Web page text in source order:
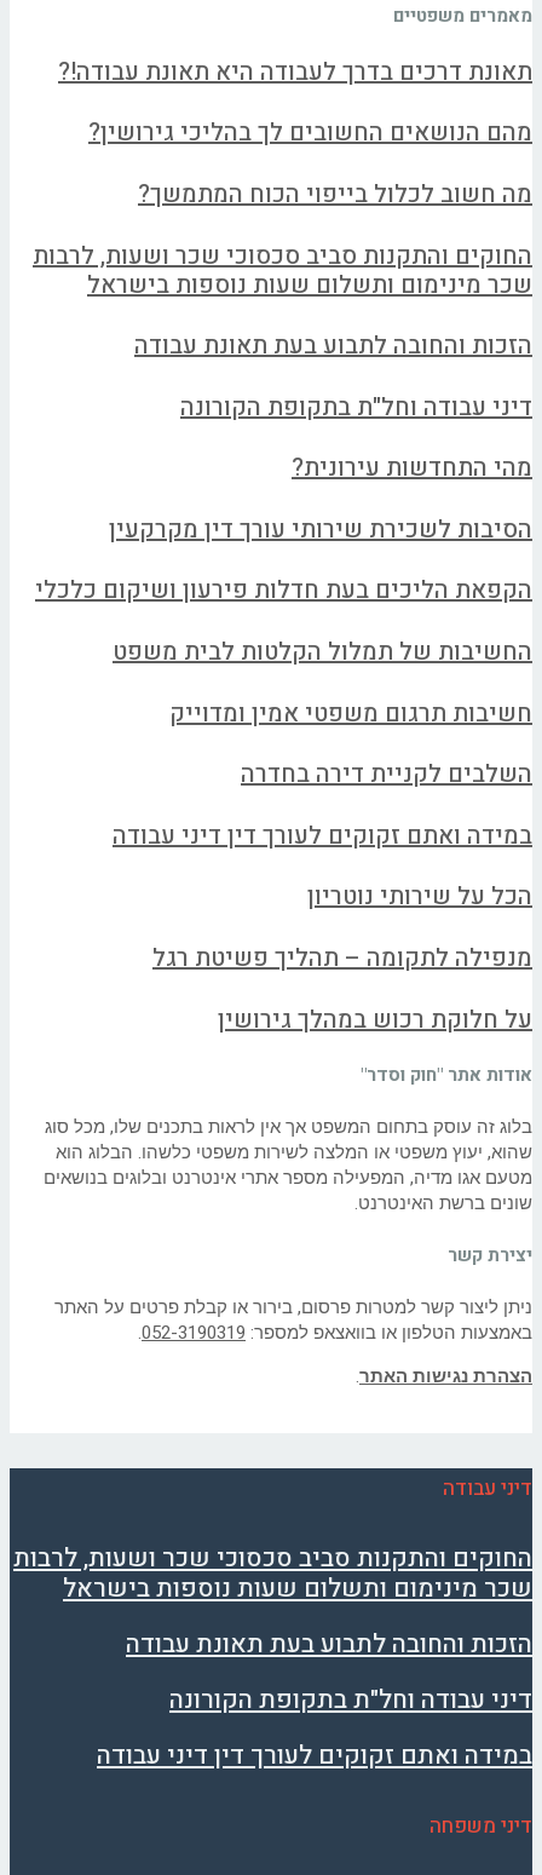
מאמרים משפטיים
תאונת דרכים בדרך לעבודה היא תאונת עבודה!?
מהם הנושאים החשובים לך בהליכי גירושין?
מה חשוב לכלול בייפוי הכוח המתמשך?
החוקים והתקנות סביב סכסוכי שכר ושעות, לרבות
שכר מינימום ותשלום שעות נוספות בישראל
הזכות והחובה לתבוע בעת תאונת עבודה
דיני עבודה וחל"ת בתקופת הקורונה
מהי התחדשות עירונית?
הסיבות לשכירת שירותי עורך דין מקרקעין
הקפאת הליכים בעת חדלות פירעון ושיקום כלכלי
החשיבות של תמלול הקלטות לבית משפט
חשיבות תרגום משפטי אמין ומדוייק
השלבים לקניית דירה בחדרה
במידה ואתם זקוקים לעורך דין דיני עבודה
הכל על שירותי נוטריון
מנפילה לתקומה – תהליך פשיטת רגל
על חלוקת רכוש במהלך גירושין
אודות אתר "חוק וסדר"
בלוג זה עוסק בתחום המשפט אך אין לראות בתכנים שלו, מכל סוג
שהוא, יעוץ משפטי או המלצה לשירות משפטי כלשהו. הבלוג הוא
מטעם אגו מדיה, המפעילה מספר אתרי אינטרנט ובלוגים בנושאים
שונים ברשת האינטרנט.
יצירת קשר
ניתן ליצור קשר למטרות פרסום, בירור או קבלת פרטים על האתר
באמצעות הטלפון או בוואצאפ למספר: 052-3190319
.
הצהרת נגישות האתר.
דיני עבודה
החוקים והתקנות סביב סכסוכי שכר ושעות, לרבות
שכר מינימום ותשלום שעות נוספות בישראל
הזכות והחובה לתבוע בעת תאונת עבודה
דיני עבודה וחל"ת בתקופת הקורונה
במידה ואתם זקוקים לעורך דין דיני עבודה
דיני משפחה